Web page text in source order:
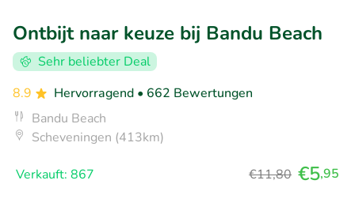
Ontbijt naar keuze bij Bandu Beach
Sehr beliebter Deal
8.9
Hervorragend • 662 Bewertungen
Bandu Beach
Scheveningen (413km)
Verkauft: 867 €11,80 €5,95